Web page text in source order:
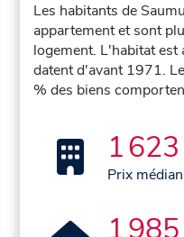
Les habitants de
appartement et sont
logement. L'habitat
datent d'avant 1971.
% des biens
1
Prix